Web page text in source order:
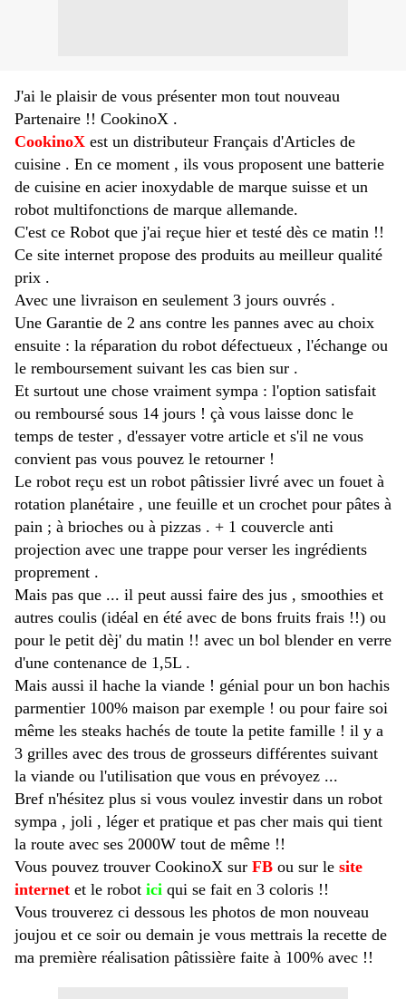
J'ai le plaisir de vous présenter mon tout nouveau
Partenaire !! CookinoX .
CookinoX est un distributeur Français d'Articles de
cuisine . En ce moment , ils vous proposent une batterie
de cuisine en acier inoxydable de marque suisse et un
robot multifonctions de marque allemande.
C'est ce Robot que j'ai reçue hier et testé dès ce matin !!
Ce site internet propose des produits au meilleur qualité
prix .
Avec une livraison en seulement 3 jours ouvrés .
Une Garantie de 2 ans contre les pannes avec au choix
ensuite : la réparation du robot défectueux , l'échange ou
le remboursement suivant les cas bien sur .
Et surtout une chose vraiment sympa : l'option satisfait
ou remboursé sous 14 jours ! çà vous laisse donc le
temps de tester , d'essayer votre article et s'il ne vous
convient pas vous pouvez le retourner !
Le robot reçu est un robot pâtissier livré avec un fouet à
rotation planétaire , une feuille et un crochet pour pâtes à
pain ; à brioches ou à pizzas . + 1 couvercle anti
projection avec une trappe pour verser les ingrédients
proprement .
Mais pas que ... il peut aussi faire des jus , smoothies et
autres coulis (idéal en été avec de bons fruits frais !!) ou
pour le petit dèj' du matin !! avec un bol blender en verre
d'une contenance de 1,5L .
Mais aussi il hache la viande ! génial pour un bon hachis
parmentier 100% maison par exemple ! ou pour faire soi
même les steaks hachés de toute la petite famille ! il y a
3 grilles avec des trous de grosseurs différentes suivant
la viande ou l'utilisation que vous en prévoyez ...
Bref n'hésitez plus si vous voulez investir dans un robot
sympa , joli , léger et pratique et pas cher mais qui tient
la route avec ses 2000W tout de même !!
Vous pouvez trouver CookinoX sur FB ou sur le site
internet et le robot ici qui se fait en 3 coloris !!
Vous trouverez ci dessous les photos de mon nouveau
joujou et ce soir ou demain je vous mettrais la recette de
ma première réalisation pâtissière faite à 100% avec !!